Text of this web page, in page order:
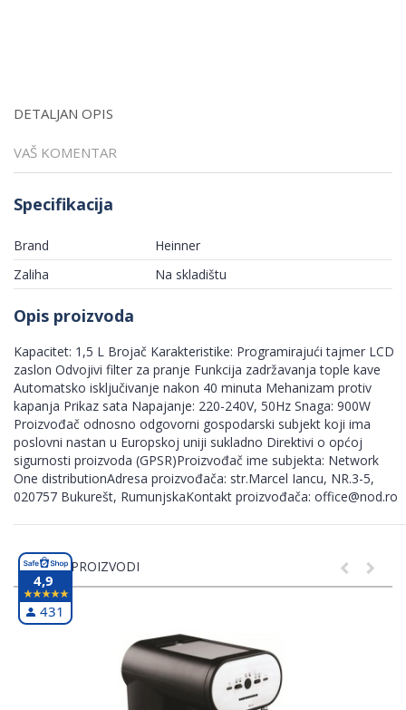
DETALJAN OPIS
VAŠ KOMENTAR
Specifikacija
Brand
Heinner
Zaliha
Na skladištu
Opis proizvoda
Kapacitet: 1,5 L Brojač Karakteristike: Programirajući tajmer LCD
zaslon Odvojivi filter za pranje Funkcija zadržavanja tople kave
Automatsko isključivanje nakon 40 minuta Mehanizam protiv
kapanja Prikaz sata Napajanje: 220-240V, 50Hz Snaga: 900W
Proizvođač odnosno odgovorni gospodarski subjekt koji ima
poslovni nastan u Europskoj uniji sukladno Direktivi o općoj
sigurnosti proizvoda (GPSR)Proizvođač ime subjekta: Network
One distributionAdresa proizvođača: str.Marcel Iancu, NR.3-5,
020757 Bukurešt, RumunjskaKontakt proizvođača: office@nod.ro
SLIČNI PROIZVODI
4,9
431